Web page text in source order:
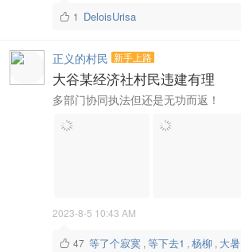
 1 DeloisUrisa
正义的村民 新手上路
大谷某经济社村民违建有理
多部门协同执法但还是无功而返！
2023-8-5 10:43 AM
 47 等了个寂寞 , 等下去1 , 杨柳 , 大暑